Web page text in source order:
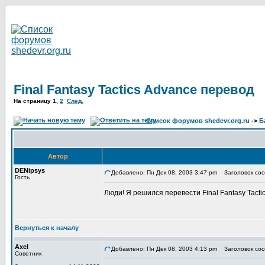
Final Fantasy Tactics Advance перевод
На страницу 1 2 След.
Список форумов shedevr.org.ru ->
Автор
DENipsys
Гость
Добавлено: Пн Дек 08, 2003 3:47 pm Заголовок
Люди! Я решился перевести Final Fantasy
Вернуться к началу
Axel
Советник
Добавлено: Пн Дек 08, 2003 4:13 pm Заголовок